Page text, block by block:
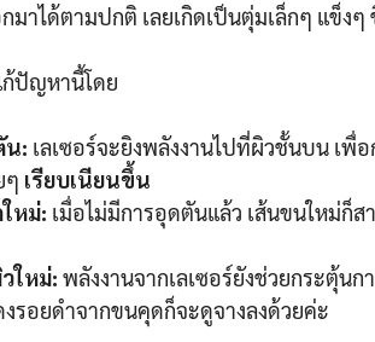
มาได้ตามปกติ เลยเกิดเป็นตุ่มเล็กๆ แข็ง
ก้ปัญหานี้โดย
น: เลเซอร์จะยิงพลังงานไปที่ผิวชั้นบน เพื่
ๆ เรียบเนียนขึ้น
หม่: เมื่อไม่มีการอุดตันแล้ว เส้นขนใหม่ก็
ใหม่: พลังงานจากเลเซอร์ยังช่วยกระตุ้น
รอยดำจากขนคุดก็จะดูจางลงด้วยค่ะ